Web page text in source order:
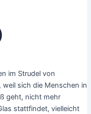
im Strudel von
weil sich die Menschen in
geht, nicht mehr
stattfindet, vielleicht